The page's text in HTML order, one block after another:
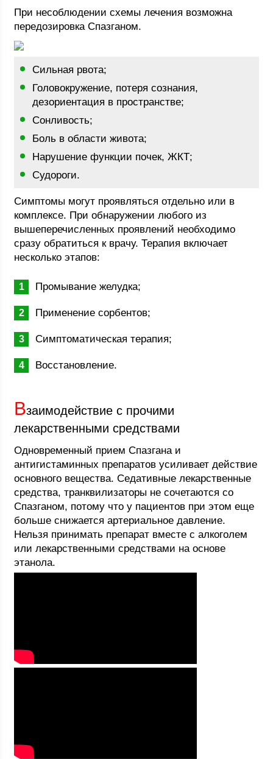
При несоблюдении схемы лечения возможна
передозировка Спазганом.
Сильная рвота;
Головокружение, потеря сознания,
дезориентация в пространстве;
Сонливость;
Боль в области живота;
Нарушение функции почек, ЖКТ;
Судороги.
Симптомы могут проявляться отдельно или в
комплексе. При обнаружении любого из
вышеперечисленных проявлений необходимо
сразу обратиться к врачу. Терапия включает
несколько этапов:
Промывание желудка;
Применение сорбентов;
Симптоматическая терапия;
Восстановление.
Взаимодействие с прочими
лекарственными средствами
Одновременный прием Спазгана и
антигистаминных препаратов усиливает действие
основного вещества. Седативные лекарственные
средства, транквилизаторы не сочетаются со
Спазганом, потому что у пациентов при этом еще
больше снижается артериальное давление.
Нельзя принимать препарат вместе с алкоголем
или лекарственными средствами на основе
этанола.